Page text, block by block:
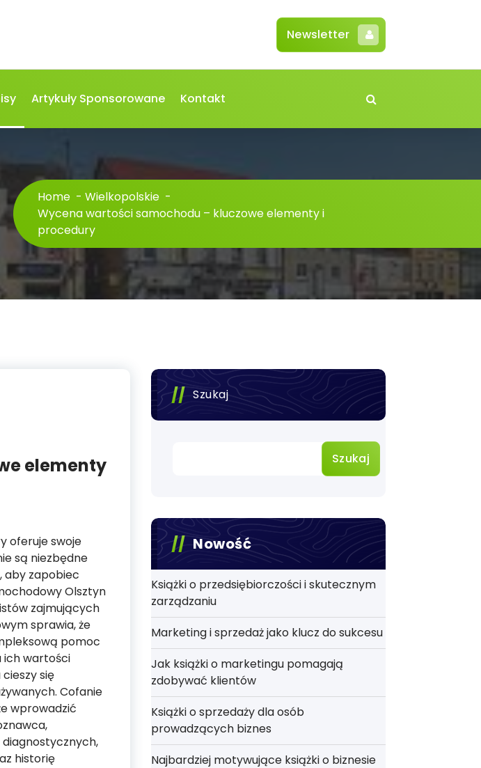
Newsletter
Artykuły Sponsorowane Kontakt
Home - Wielkopolskie -
Wycena wartości samochodu – kluczowe elementy i
procedury
elementy
oferuje swoje
są niezbędne
aby zapobiec
Olsztyn
zajmujących
sprawia, że
pomoc
ich wartości
się
Cofanie
wprowadzić
historię
Szukaj
Szukaj
Nowość
Książki o przedsiębiorczości i skutecznym
zarządzaniu
Marketing i sprzedaż jako klucz do sukcesu
Jak książki o marketingu pomagają
zdobywać klientów
Książki o sprzedaży dla osób
prowadzących biznes
Najbardziej motywujące książki o biznesie